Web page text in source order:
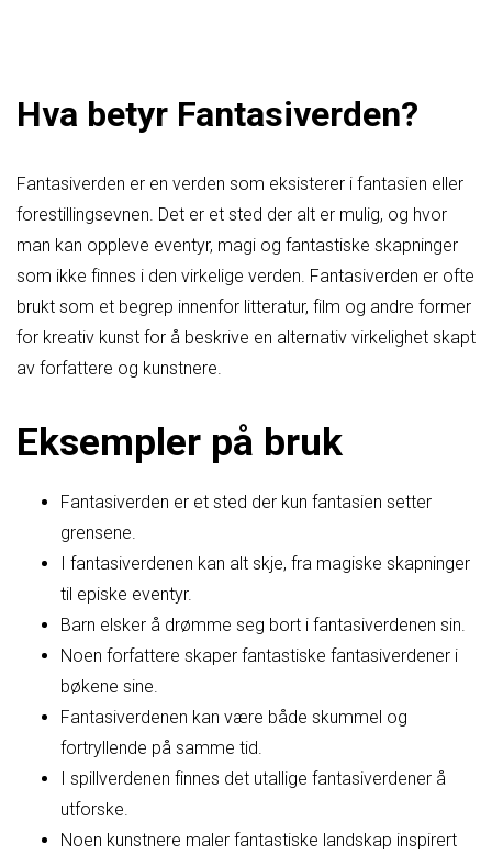
Hva betyr Fantasiverden?
Fantasiverden er en verden som eksisterer i fantasien eller
forestillingsevnen. Det er et sted der alt er mulig, og hvor
man kan oppleve eventyr, magi og fantastiske skapninger
som ikke finnes i den virkelige verden. Fantasiverden er ofte
brukt som et begrep innenfor litteratur, film og andre former
for kreativ kunst for å beskrive en alternativ virkelighet skapt
av forfattere og kunstnere.
Eksempler på bruk
Fantasiverden er et sted der kun fantasien setter
grensene.
I fantasiverdenen kan alt skje, fra magiske skapninger
til episke eventyr.
Barn elsker å drømme seg bort i fantasiverdenen sin.
Noen forfattere skaper fantastiske fantasiverdener i
bøkene sine.
Fantasiverdenen kan være både skummel og
fortryllende på samme tid.
I spillverdenen finnes det utallige fantasiverdener å
utforske.
Noen kunstnere maler fantastiske landskap inspirert